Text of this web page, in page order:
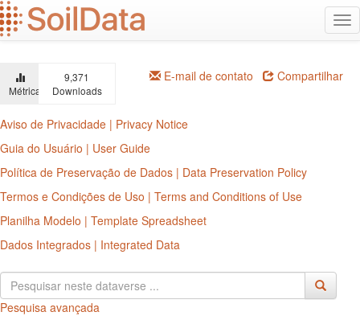
Ir
para
o
principal
Métricas
9,371
Downloads
E-mail de contato Compartilhar
Aviso de Privacidade | Privacy Notice
Guia do Usuário | User Guide
Política de Preservação de Dados | Data Preservation Policy
Termos e Condições de Uso | Terms and Conditions of Use
Planilha Modelo | Template Spreadsheet
Dados Integrados | Integrated Data
Pesquisa avançada